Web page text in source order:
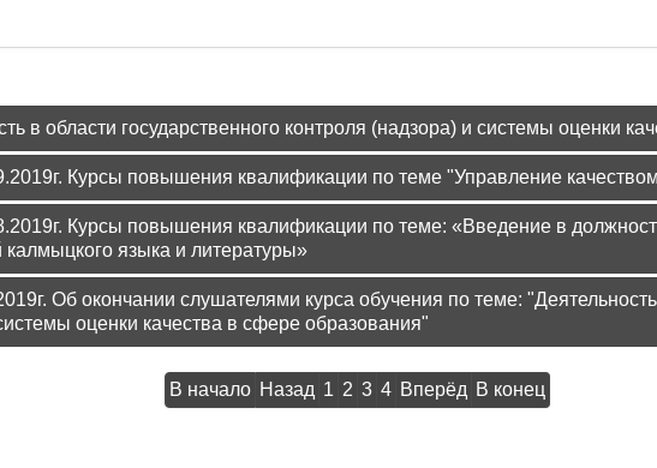
в области государственного контроля (надзора) и системы оценки
Курсы повышения квалификации по теме "Управление
Курсы повышения квалификации по теме: «Введение в
калмыцкого языка и литературы»
Об окончании слушателями курса обучения по теме: "Деятельность
оценки качества в сфере образования"
В начало Назад 1 2 3 4 Вперёд В конец